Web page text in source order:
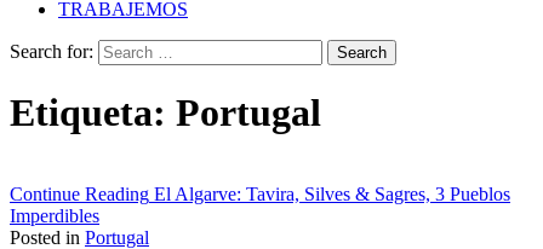
TRABAJEMOS
Search for:
Etiqueta: Portugal
Continue Reading El Algarve: Tavira, Silves & Sagres, 3 Pueblos
Imperdibles
Posted in Portugal